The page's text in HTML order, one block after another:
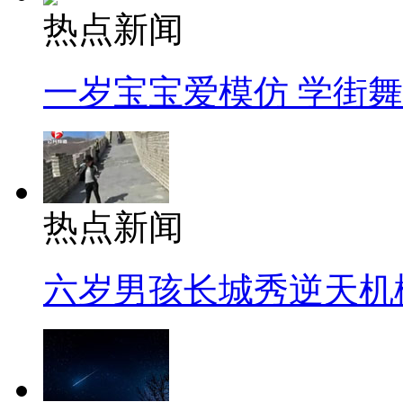
热点新闻
一岁宝宝爱模仿 学街
热点新闻
六岁男孩长城秀逆天机